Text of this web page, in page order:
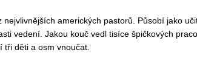
nejvlivnějších amerických pastorů. Působí jako
vedení. Jakou kouč vedl tisíce špičkových
tři děti a osm vnoučat.